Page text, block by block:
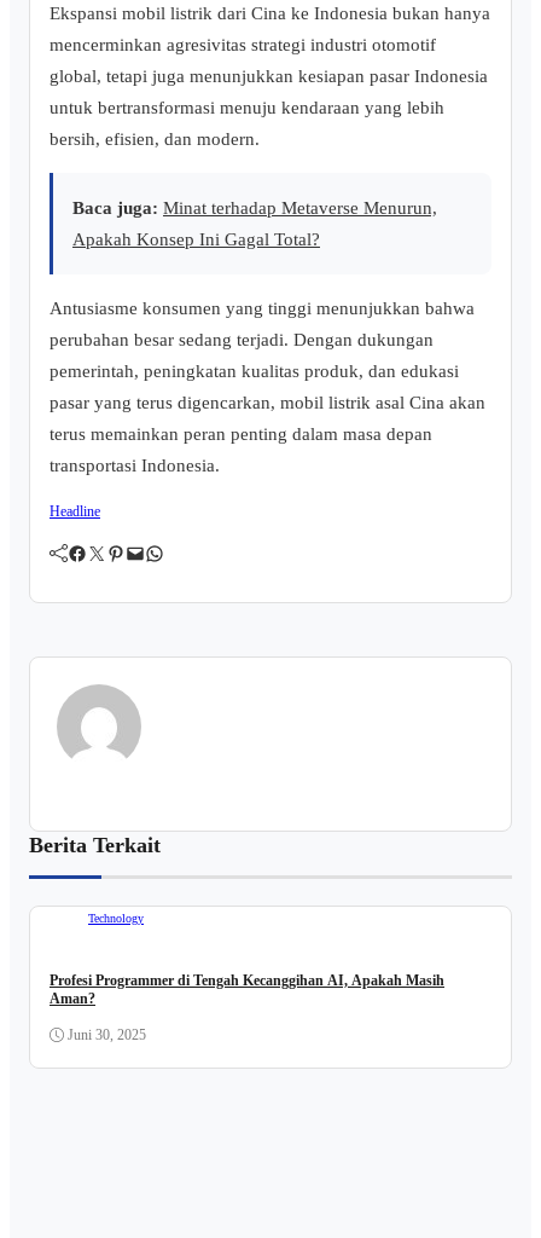
Ekspansi mobil listrik dari Cina ke Indonesia bukan hanya
mencerminkan agresivitas strategi industri otomotif
global, tetapi juga menunjukkan kesiapan pasar Indonesia
untuk bertransformasi menuju kendaraan yang lebih
bersih, efisien, dan modern.
Baca juga: Minat terhadap Metaverse Menurun,
Apakah Konsep Ini Gagal Total?
Antusiasme konsumen yang tinggi menunjukkan bahwa
perubahan besar sedang terjadi. Dengan dukungan
pemerintah, peningkatan kualitas produk, dan edukasi
pasar yang terus digencarkan, mobil listrik asal Cina akan
terus memainkan peran penting dalam masa depan
transportasi Indonesia.
Headline
Facebook Twitter Pinterest Mail WhatsApp
Berita Terkait
Technology
Profesi Programmer di Tengah Kecanggihan AI, Apakah Masih
Aman?
Juni 30, 2025